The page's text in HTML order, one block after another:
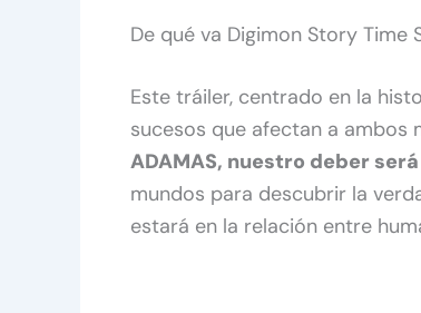
De qué va Digimon Story Time
Este tráiler, centrado en la
sucesos que afectan a ambos
ADAMAS, nuestro deber
mundos para descubrir la
estará en la relación entre